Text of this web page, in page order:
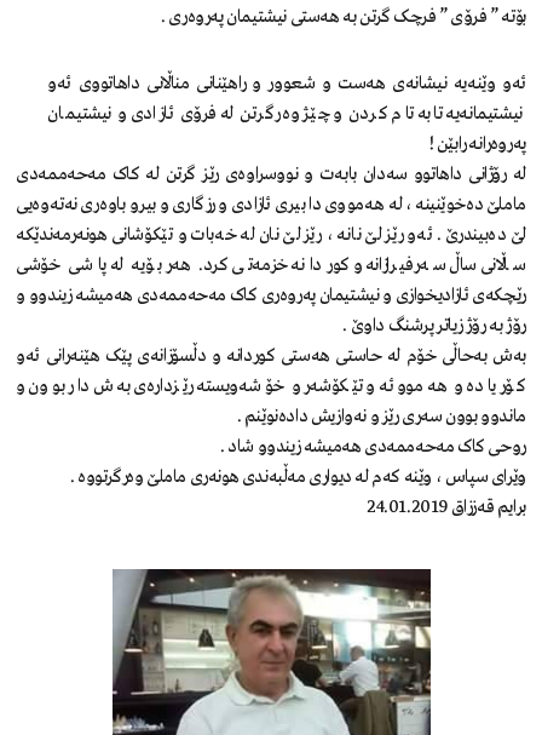
بۆتە ” فرۆی ” فرچک گرتن بە هەستی نیشتیمان پەروەری .
ئەو وێنەیە نیشانەی هەست و شعوور و راهێنانی مناڵانی داهاتووی ئەو
نیشتیمانەیە تا بە تام کردن و چێژ وەرگرتن لە فرۆی ئازادی و نیشتیمان
پەروەرانە رابێن !
لە رۆژانی داهاتوو سەدان بابەت و نووسراوەی رێز گرتن لە کاک مەحەممەدی
ماملێ دەخوێنینە ، لە هەمووی دا بیری ئازادی و رزگاری و بیرو باوەری نەتەوەیی
لێ دەبیندرێ . ئەو رێز لێ نانە ، رێز لێ نان لە خەبات و تێکۆشانی هونەرمەندێکە
ساڵانی ساڵ سەرفیرازانە و کوردانە خزمەتی کرد. هەر بۆیە لە پاشی خۆشی
رێچکەی ئازادیخوازی و نیشتیمان پەروەری کاک مەحەممەدی هەمیشە زیندوو و
رۆژ بە رۆژ زیاتر پرشنگ داوێ .
بەش بەحاڵی خۆم لە حاستی هەستی کوردانە و دڵسۆزانەی پێک هێنەرانی ئەو
کۆر یادە و هەموو ئەو تێکۆشەر و خۆشەویستە رێزدارەی بەش دار بوون و
ماندوو بوون سەری رێز و نەوازیش دادەنوێنم .
روحی کاک مەحەممەدی هەمیشە زیندوو شاد .
وێرای سپاس ، وێنە کەم لە دیواری مەڵبەندی هونەری ماملێ وەرگرتووە .
برایم قەززاق 24.01.2019